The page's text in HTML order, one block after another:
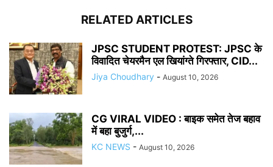
RELATED ARTICLES
JPSC STUDENT PROTEST: JPSC के
विवादित चेयरमैन एल खियांग्ते गिरफ्तार, CID...
Jiya Choudhary - August 10, 2026
CG VIRAL VIDEO : बाइक समेत तेज बहाव
में बहा बुजुर्ग,...
KC NEWS - August 10, 2026